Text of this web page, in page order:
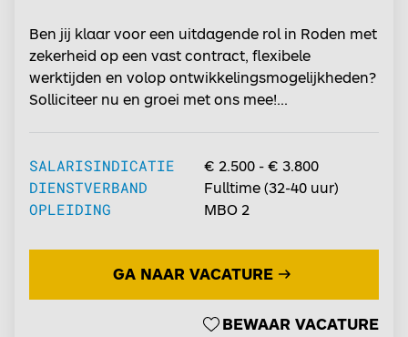
Ben jij klaar voor een uitdagende rol in Roden met
zekerheid op een vast contract, flexibele
werktijden en volop ontwikkelingsmogelijkheden?
Solliciteer nu en groei met ons mee!...
SALARISINDICATIE € 2.500 - € 3.800
DIENSTVERBAND Fulltime (32-40 uur)
OPLEIDING MBO 2
BEWAAR VACATURE
GA NAAR VACATURE